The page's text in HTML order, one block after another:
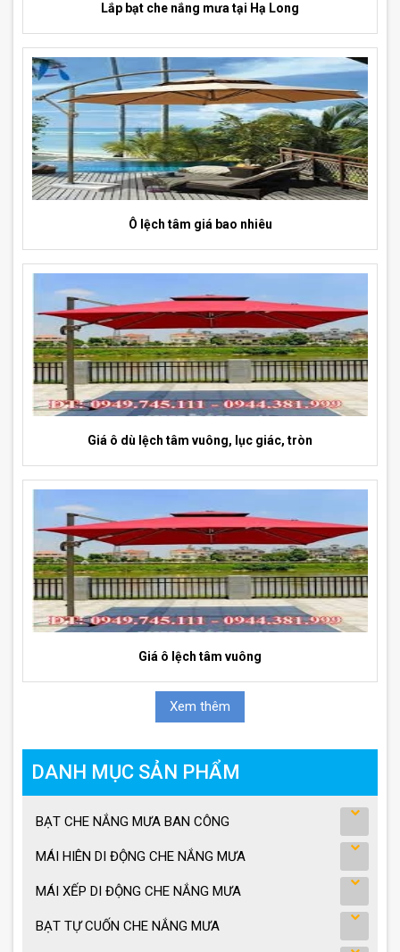
Lắp bạt che nắng mưa tại Hạ Long
Ô lệch tâm giá bao nhiêu
Giá ô dù lệch tâm vuông, lục giác, tròn
Giá ô lệch tâm vuông
Xem thêm
DANH MỤC SẢN PHẨM
BẠT CHE NẮNG MƯA BAN CÔNG
MÁI HIÊN DI ĐỘNG CHE NẮNG MƯA
MÁI XẾP DI ĐỘNG CHE NẮNG MƯA
BẠT TỰ CUỐN CHE NẮNG MƯA